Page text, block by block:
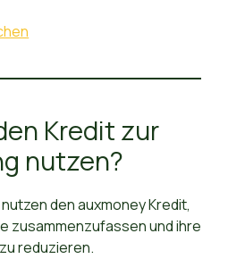
Kredit zur
nutzen?
den auxmoney Kredit,
zusammenzufassen und ihre
reduzieren.